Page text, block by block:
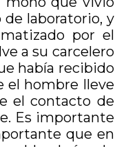
laboratorio, y
por el
a su carcelero
había recibido
el hombre lleve
el contacto de
Es importante
que en